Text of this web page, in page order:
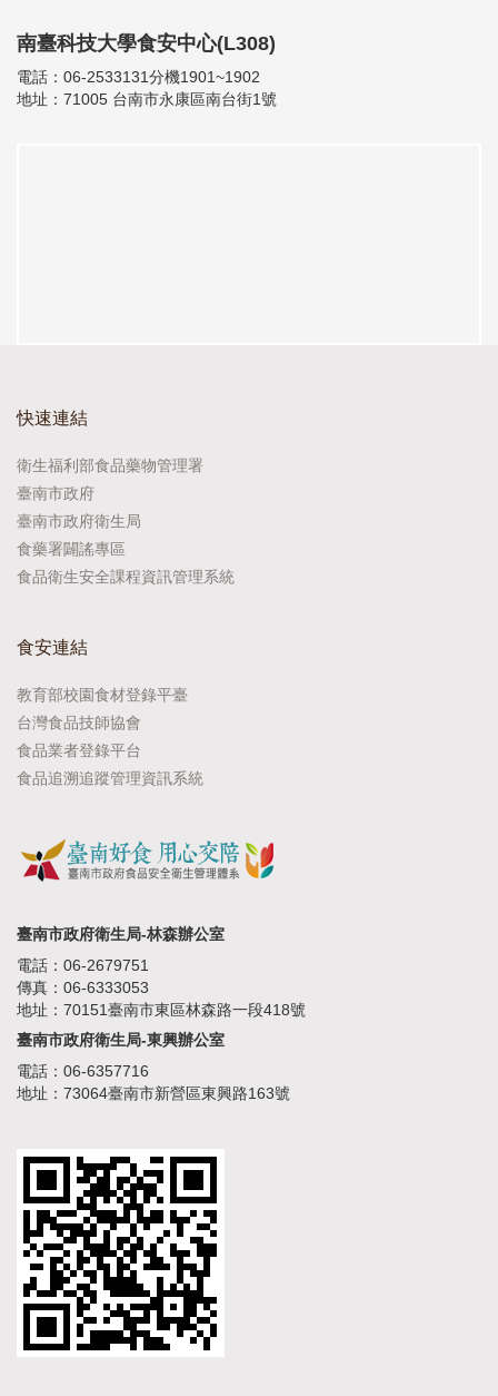
南臺科技大學食安中心(L308)
電話：06-2533131分機1901~1902
地址：71005 台南市永康區南台街1號
快速連結
衛生福利部食品藥物管理署
臺南市政府
臺南市政府衛生局
食藥署闢謠專區
食品衛生安全課程資訊管理系統
食安連結
教育部校園食材登錄平臺
台灣食品技師協會
食品業者登錄平台
食品追溯追蹤管理資訊系統
臺南市政府衛生局-林森辦公室
電話：06-2679751
傳真：06-6333053
地址：70151臺南市東區林森路一段418號
臺南市政府衛生局-東興辦公室
電話：06-6357716
地址：73064臺南市新營區東興路163號